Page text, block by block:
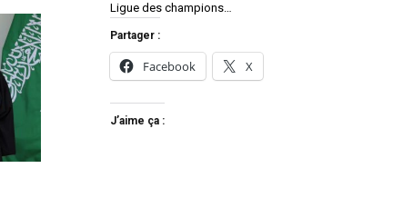
Ligue des champions…
Partager :
Facebook X
J’aime ça :